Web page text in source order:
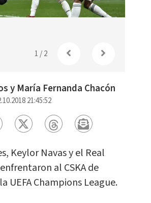
1 /2
y María Fernanda Chacón
21:45:52
Keylor Navas y el Real
al CSKA de
UEFA Champions League.